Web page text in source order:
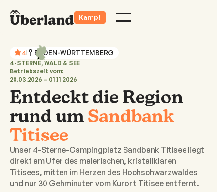
Kamp!
Alle Campingplätze Datum
4 BADEN-WÜRTTEMBERG
4-STERNE, WALD & SEE
Betriebszeit vom:
20.03.2026 – 01.11.2026
Entdeckt die Region
rund um Sandbank
Titisee
Unser 4-Sterne-Campingplatz Sandbank Titisee liegt
direkt am Ufer des malerischen, kristallklaren
Titisees, mitten im Herzen des Hochschwarzwaldes
und nur 30 Gehminuten vom Kurort Titisee entfernt.